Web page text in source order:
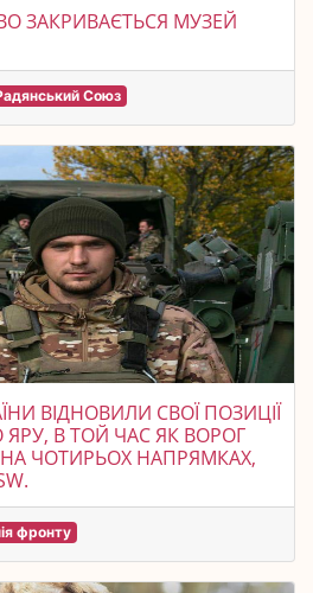
ЗАКРИВАЄТЬСЯ МУЗЕЙ
Союз
ВІДНОВИЛИ СВОЇ ПОЗИЦІЇ
В ТОЙ ЧАС ЯК ВОРОГ
ЧОТИРЬОХ НАПРЯМКАХ,
фронту